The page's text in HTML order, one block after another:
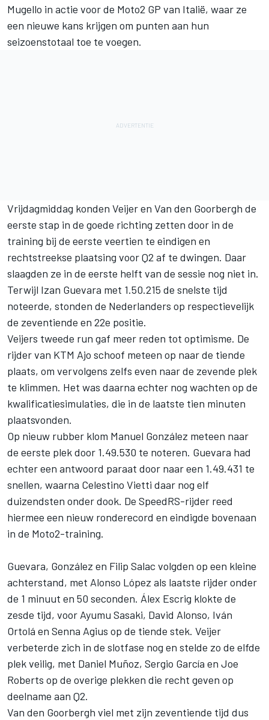
Mugello in actie voor de Moto2 GP van Italië, waar ze
een nieuwe kans krijgen om punten aan hun
seizoenstotaal toe te voegen.
Vrijdagmiddag konden Veijer en Van den Goorbergh de
eerste stap in de goede richting zetten door in de
training bij de eerste veertien te eindigen en
rechtstreekse plaatsing voor Q2 af te dwingen. Daar
slaagden ze in de eerste helft van de sessie nog niet in.
Terwijl Izan Guevara met 1.50.215 de snelste tijd
noteerde, stonden de Nederlanders op respectievelijk
de zeventiende en 22e positie.
Veijers tweede run gaf meer reden tot optimisme. De
rijder van KTM Ajo schoof meteen op naar de tiende
plaats, om vervolgens zelfs even naar de zevende plek
te klimmen. Het was daarna echter nog wachten op de
kwalificatiesimulaties, die in de laatste tien minuten
plaatsvonden.
Op nieuw rubber klom Manuel González meteen naar
de eerste plek door 1.49.530 te noteren. Guevara had
echter een antwoord paraat door naar een 1.49.431 te
snellen, waarna Celestino Vietti daar nog elf
duizendsten onder dook. De SpeedRS-rijder reed
hiermee een nieuw ronderecord en eindigde bovenaan
in de Moto2-training.
Guevara, González en Filip Salac volgden op een kleine
achterstand, met Alonso López als laatste rijder onder
de 1 minuut en 50 seconden. Álex Escrig klokte de
zesde tijd, voor Ayumu Sasaki, David Alonso, Iván
Ortolá en Senna Agius op de tiende stek. Veijer
verbeterde zich in de slotfase nog en stelde zo de elfde
plek veilig, met Daniel Muñoz, Sergio García en Joe
Roberts op de overige plekken die recht geven op
deelname aan Q2.
Van den Goorbergh viel met zijn zeventiende tijd dus